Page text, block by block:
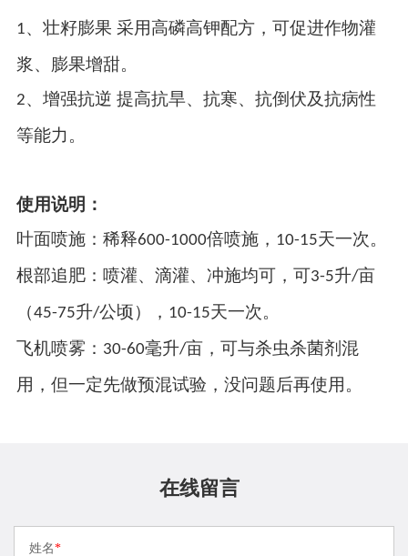
1、壮籽膨果 采用高磷高钾配方，可促进作物灌
浆、膨果增甜。
2、增强抗逆 提高抗旱、抗寒、抗倒伏及抗病性
等能力。
使用说明：
叶面喷施：稀释600-1000倍喷施， 10-15天一次。
根部追肥：喷灌、滴灌、冲施均可，可3-5升/亩
（45-75升/公顷）， 10-15天一次。
飞机喷雾： 30-60毫升/亩，可与杀虫杀菌剂混
用，但一定先做预混试验，没问题后再使用。
在线留言
姓名*